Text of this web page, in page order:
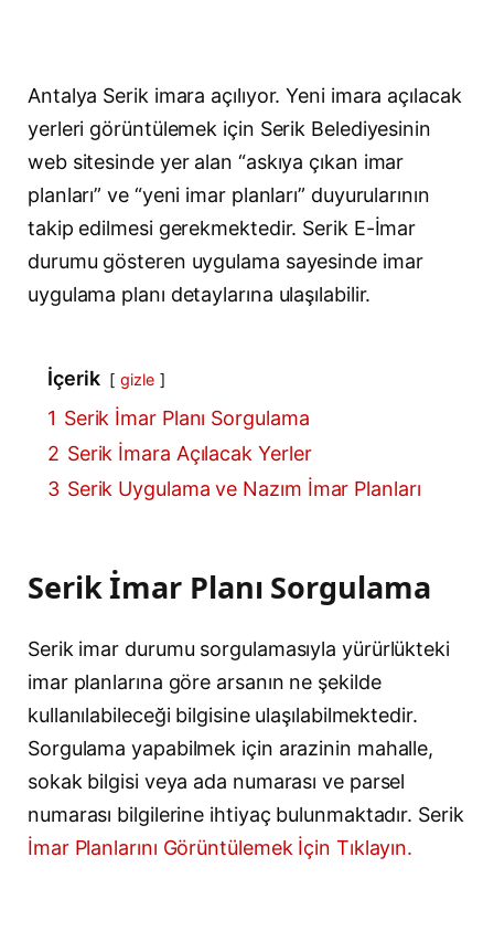
Antalya Serik imara açılıyor. Yeni imara açılacak
yerleri görüntülemek için Serik Belediyesinin
web sitesinde yer alan “askıya çıkan imar
planları” ve “yeni imar planları” duyurularının
takip edilmesi gerekmektedir. Serik E-İmar
durumu gösteren uygulama sayesinde imar
uygulama planı detaylarına ulaşılabilir.
İçerik gizle
1 Serik İmar Planı Sorgulama
2 Serik İmara Açılacak Yerler
3 Serik Uygulama ve Nazım İmar Planları
Serik İmar Planı Sorgulama
Serik imar durumu sorgulamasıyla yürürlükteki
imar planlarına göre arsanın ne şekilde
kullanılabileceği bilgisine ulaşılabilmektedir.
Sorgulama yapabilmek için arazinin mahalle,
sokak bilgisi veya ada numarası ve parsel
numarası bilgilerine ihtiyaç bulunmaktadır. Serik
İmar Planlarını Görüntülemek İçin Tıklayın.